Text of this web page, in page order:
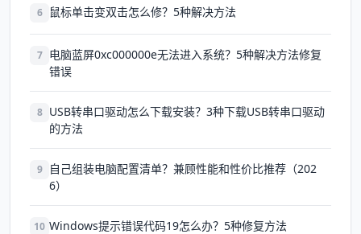
6 鼠标单击变双击怎么修？5种解决方法
7 电脑蓝屏0xc000000e无法进入系统？5种解决方法修复
错误
8 USB转串口驱动怎么下载安装？3种下载USB转串口驱动
的方法
9
自己组装电脑配置清单？兼顾性能和性价比推荐（202
6）
10 Windows提示错误代码19怎么办？5种修复方法